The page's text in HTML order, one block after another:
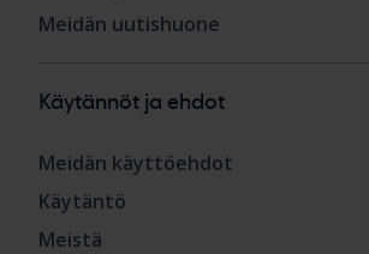
Meidän uutishuone
Käytännöt ja ehdot
Meidän käyttöehdot
Käytäntö
Meistä